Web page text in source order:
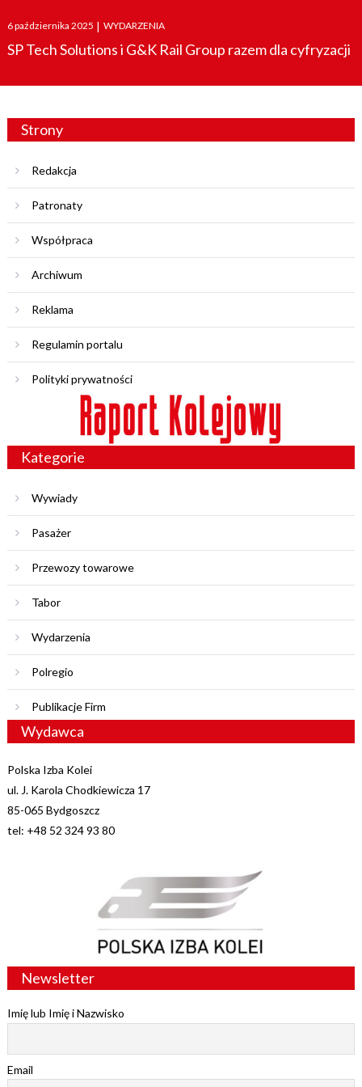
Posted
on
6 października 2025 | WYDARZENIA
SP Tech Solutions i G&K Rail Group razem dla cyfryzacji
Strony
Redakcja
Patronaty
Współpraca
Archiwum
Reklama
Regulamin portalu
Polityki prywatności
Kategorie
Wywiady
Pasażer
Przewozy towarowe
Tabor
Wydarzenia
Polregio
Publikacje Firm
Wydawca
Polska Izba Kolei
ul. J. Karola Chodkiewicza 17
85-065 Bydgoszcz
tel: +48 52 324 93 80
Newsletter
Imię lub Imię i Nazwisko
Email